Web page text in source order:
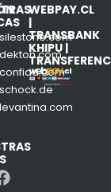
Facebook
WEBPAY.CL
|
TRANSBANK
KHIPU |